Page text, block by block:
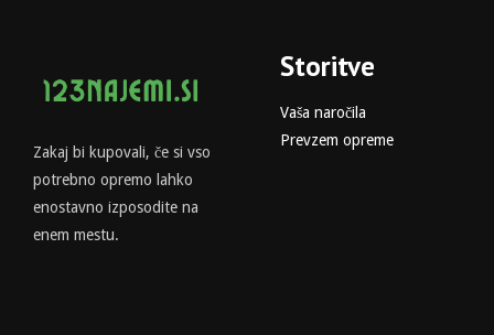
Zakaj bi kupovali, če si vso
potrebno opremo lahko
enostavno izposodite na
enem mestu.
Storitve
Vaša naročila
Prevzem opreme